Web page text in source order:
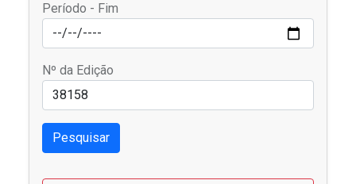
Período - Fim
Nº da Edição
Pesquisar